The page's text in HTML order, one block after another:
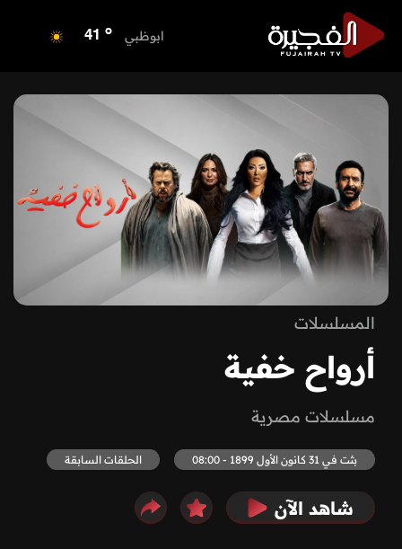
ابوظبي 41 o
مسافي
الشارقة 42
عجمان
أم القيوين 40 o
راس الخيمة 40 o
الفجيرة 38 o
المسلسلات
أرواح خفية
مسلسلات مصرية
بثت في 31 كانون الأول 1899 - 08:00 الحلقات السابقة
شاهد الآن